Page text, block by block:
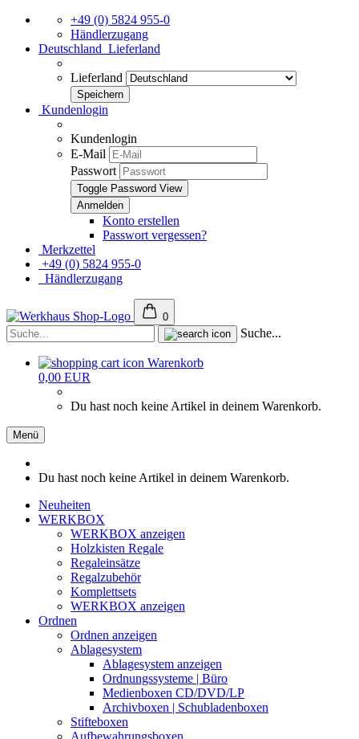
+49 (0) 5824 955-0
Händlerzugang
Deutschland Lieferland
Lieferland
Kundenlogin
Kundenlogin
E-Mail
Passwort
Toggle Password View
Konto erstellen
Passwort vergessen?
Merkzettel
+49 (0) 5824 955-0
Händlerzugang
0
Suche...
Warenkorb
0,00 EUR
Du hast noch keine Artikel in deinem Warenkorb.
Menü
Du hast noch keine Artikel in deinem Warenkorb.
Neuheiten
WERKBOX
WERKBOX anzeigen
Holzkisten Regale
Regaleinsätze
Regalzubehör
Komplettsets
WERKBOX anzeigen
Ordnen
Ordnen anzeigen
Ablagesystem
Ablagesystem anzeigen
Ordnungssysteme | Büro
Medienboxen CD/DVD/LP
Archivboxen | Schubladenboxen
Stifteboxen
Aufbewahrungsboxen